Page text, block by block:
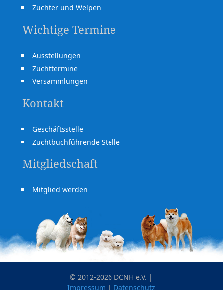
Züchter und Welpen
Wichtige Termine
Ausstellungen
Zuchttermine
Versammlungen
Kontakt
Geschäftsstelle
Zuchtbuchführende Stelle
Mitgliedschaft
Mitglied werden
© 2012-2026 DCNH e.V. |
Impressum | Datenschutz